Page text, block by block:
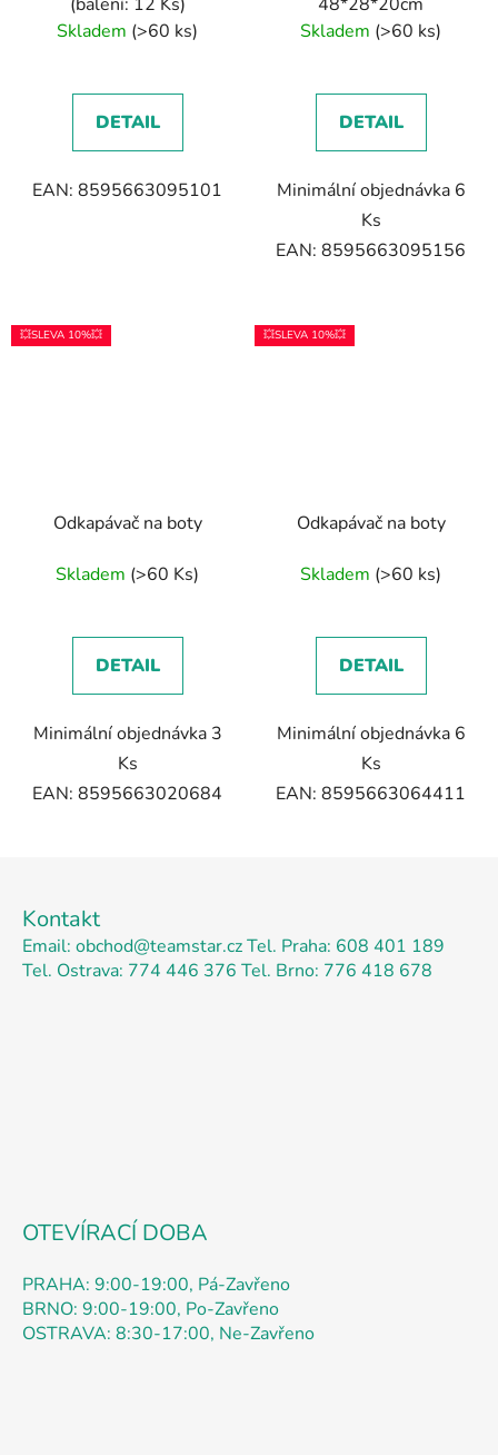
Skladem (>60 ks)
DETAIL
EAN: 8595663095101
Skladem (>60 ks)
DETAIL
Minimální objednávka 6
Ks
EAN: 8595663095156
💥SLEVA 10%💥
Odkapávač na boty
Skladem (>60 Ks)
DETAIL
Minimální objednávka 3
Ks
EAN: 8595663020684
💥SLEVA 10%💥
Odkapávač na boty
Skladem (>60 ks)
DETAIL
Minimální objednávka 6
Ks
EAN: 8595663064411
Kontakt
Email: obchod@teamstar.czTel. Praha: 608 401 189
Tel. Ostrava: 774 446 376 Tel. Brno: 776 418 678
OTEVÍRACÍ DOBA
PRAHA: 9:00-19:00, Pá-Zavřeno
BRNO: 9:00-19:00, Po-Zavřeno
OSTRAVA: 8:30-17:00, Ne-Zavřeno